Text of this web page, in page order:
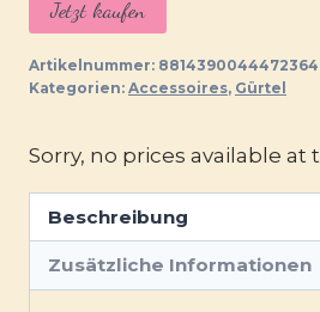
Jetzt kaufen
Artikelnummer:
Kategorien: Accessoires, Gürtel
Sorry, no prices available at
Beschreibung
Zusätzliche Informationen